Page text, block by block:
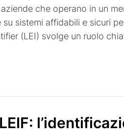
che operano in un
sistemi affidabili e sicuri
(LEI) svolge un ruolo